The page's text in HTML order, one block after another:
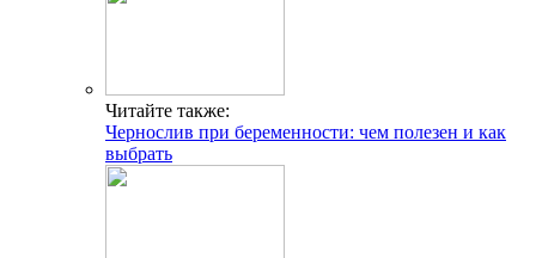
Читайте также:
Чернослив при беременности: чем полезен и как
выбрать